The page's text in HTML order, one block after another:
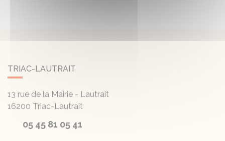
TRIAC-LAUTRAIT
13 rue de la Mairie - Lautrait
16200 Triac-Lautrait
05 45 81 05 41